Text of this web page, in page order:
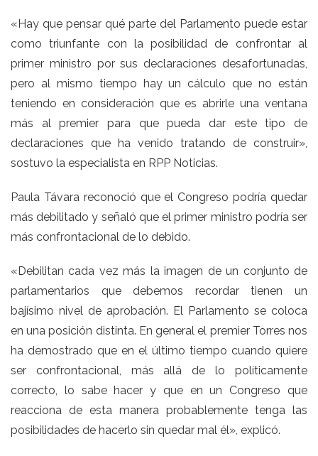
«Hay que pensar qué parte del Parlamento puede estar
como triunfante con la posibilidad de confrontar al
primer ministro por sus declaraciones desafortunadas,
pero al mismo tiempo hay un cálculo que no están
teniendo en consideración que es abrirle una ventana
más al premier para que pueda dar este tipo de
declaraciones que ha venido tratando de construir»,
sostuvo la especialista en RPP Noticias.
Paula Távara reconoció que el Congreso podría quedar
más debilitado y señaló que el primer ministro podría ser
más confrontacional de lo debido.
«Debilitan cada vez más la imagen de un conjunto de
parlamentarios que debemos recordar tienen un
bajísimo nivel de aprobación. El Parlamento se coloca
en una posición distinta. En general el premier Torres nos
ha demostrado que en el último tiempo cuando quiere
ser confrontacional, más allá de lo políticamente
correcto, lo sabe hacer y que en un Congreso que
reacciona de esta manera probablemente tenga las
posibilidades de hacerlo sin quedar mal él», explicó.